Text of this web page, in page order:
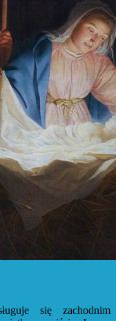
się zachodnim